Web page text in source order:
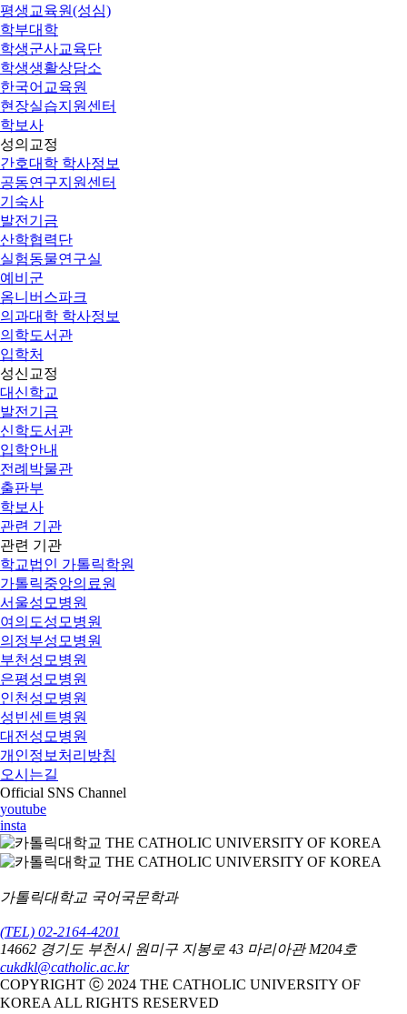
평생교육원(성심)
학부대학
학생군사교육단
학생생활상담소
한국어교육원
현장실습지원센터
학보사
성의교정
간호대학 학사정보
공동연구지원센터
기숙사
발전기금
산학협력단
실험동물연구실
예비군
옴니버스파크
의과대학 학사정보
의학도서관
입학처
성신교정
대신학교
발전기금
신학도서관
입학안내
전례박물관
출판부
학보사
관련 기관
관련 기관
학교법인 가톨릭학원
가톨릭중앙의료원
서울성모병원
여의도성모병원
의정부성모병원
부천성모병원
은평성모병원
인천성모병원
성빈센트병원
대전성모병원
개인정보처리방침
오시는길
Official SNS Channel
youtube
insta
가톨릭대학교 국어국문학과
(TEL) 02-2164-4201
14662 경기도 부천시 원미구 지봉로 43 마리아관 M204호
cukdkl@catholic.ac.kr
COPYRIGHT ⓒ 2024 THE CATHOLIC UNIVERSITY OF
KOREA ALL RIGHTS RESERVED